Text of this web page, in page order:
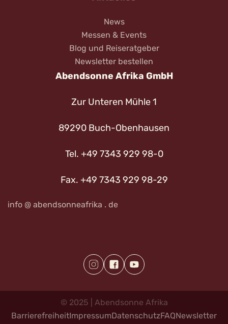
News
Messen & Events
Blog und Reiseratgeber
Newsletter bestellen
Abendsonne Afrika GmbH
Zur Unteren Mühle 1
89290 Buch-Obenhausen
Tel. +49 7343 929 98-0
Fax. +49 7343 929 98-29
info @ abendsonneafrika . de
© 2025 Abendsonne Afrika
BarrierefreiheitImpressumDatenschutzFAQNewsletter